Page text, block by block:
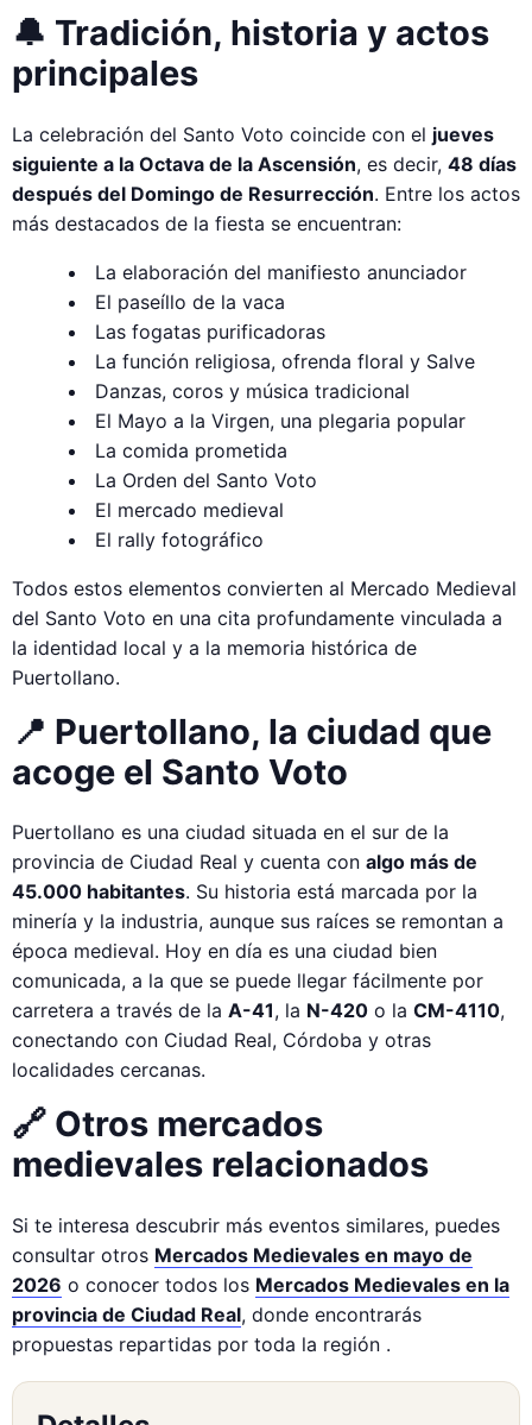
🔔 Tradición, historia y actos
principales
La celebración del Santo Voto coincide con el jueves
siguiente a la Octava de la Ascensión, es decir, 48 días
después del Domingo de Resurrección. Entre los actos
más destacados de la fiesta se encuentran:
La elaboración del manifiesto anunciador
El paseíllo de la vaca
Las fogatas purificadoras
La función religiosa, ofrenda floral y Salve
Danzas, coros y música tradicional
El Mayo a la Virgen, una plegaria popular
La comida prometida
La Orden del Santo Voto
El mercado medieval
El rally fotográfico
Todos estos elementos convierten al Mercado Medieval
del Santo Voto en una cita profundamente vinculada a
la identidad local y a la memoria histórica de
Puertollano.
📍 Puertollano, la ciudad que
acoge el Santo Voto
Puertollano es una ciudad situada en el sur de la
provincia de Ciudad Real y cuenta con algo más de
45.000 habitantes. Su historia está marcada por la
minería y la industria, aunque sus raíces se remontan a
época medieval. Hoy en día es una ciudad bien
comunicada, a la que se puede llegar fácilmente por
carretera a través de la A-41, la N-420 o la CM-4110,
conectando con Ciudad Real, Córdoba y otras
localidades cercanas.
🔗 Otros mercados
medievales relacionados
Si te interesa descubrir más eventos similares, puedes
consultar otros Mercados Medievales en mayo de
2026 o conocer todos los Mercados Medievales en la
provincia de Ciudad Real, donde encontrarás
propuestas repartidas por toda la región .